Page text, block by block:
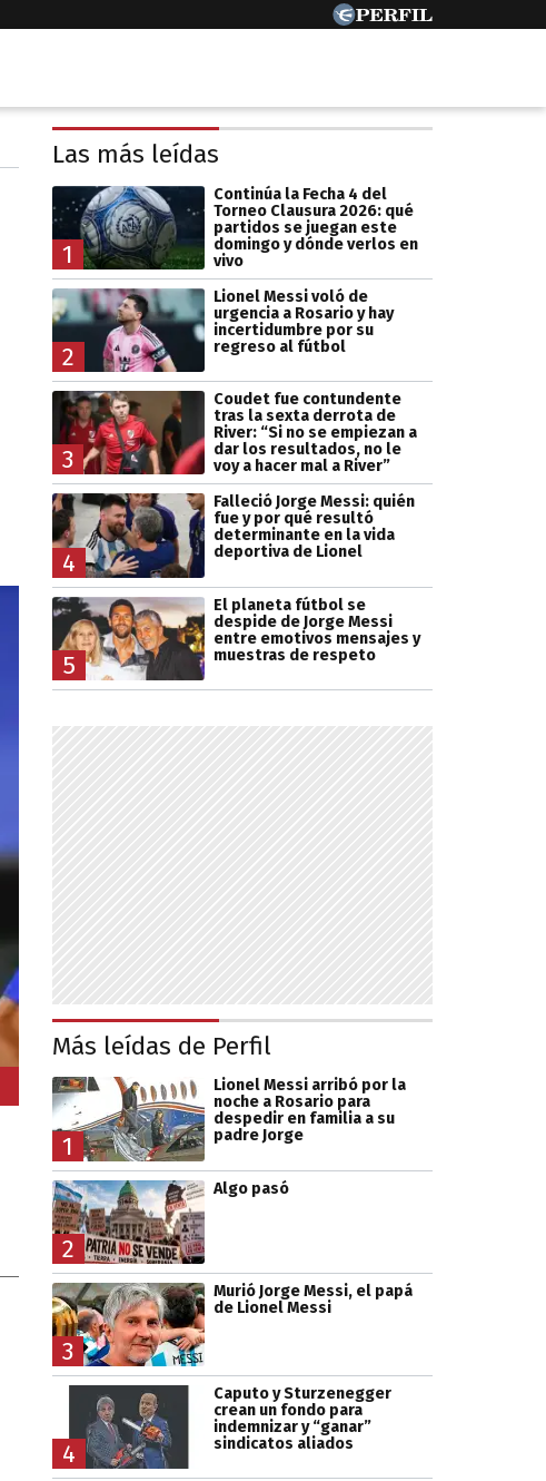
Las más leídas
1
Continúa la Fecha 4 del
Torneo Clausura 2026: qué
partidos se juegan este
domingo y dónde verlos en
vivo
2
Lionel Messi voló de
urgencia a Rosario y hay
incertidumbre por su
regreso al fútbol
3
Coudet fue contundente
tras la sexta derrota de
River: “Si no se empiezan a
dar los resultados, no le
voy a hacer mal a River”
4
Falleció Jorge Messi: quién
fue y por qué resultó
determinante en la vida
deportiva de Lionel
5
El planeta fútbol se
despide de Jorge Messi
entre emotivos mensajes y
muestras de respeto
Más leídas de Perfil
1
Lionel Messi arribó por la
noche a Rosario para
despedir en familia a su
padre Jorge
2
Algo pasó
3
Murió Jorge Messi, el papá
de Lionel Messi
4
Caputo y Sturzenegger
crean un fondo para
indemnizar y “ganar”
sindicatos aliados